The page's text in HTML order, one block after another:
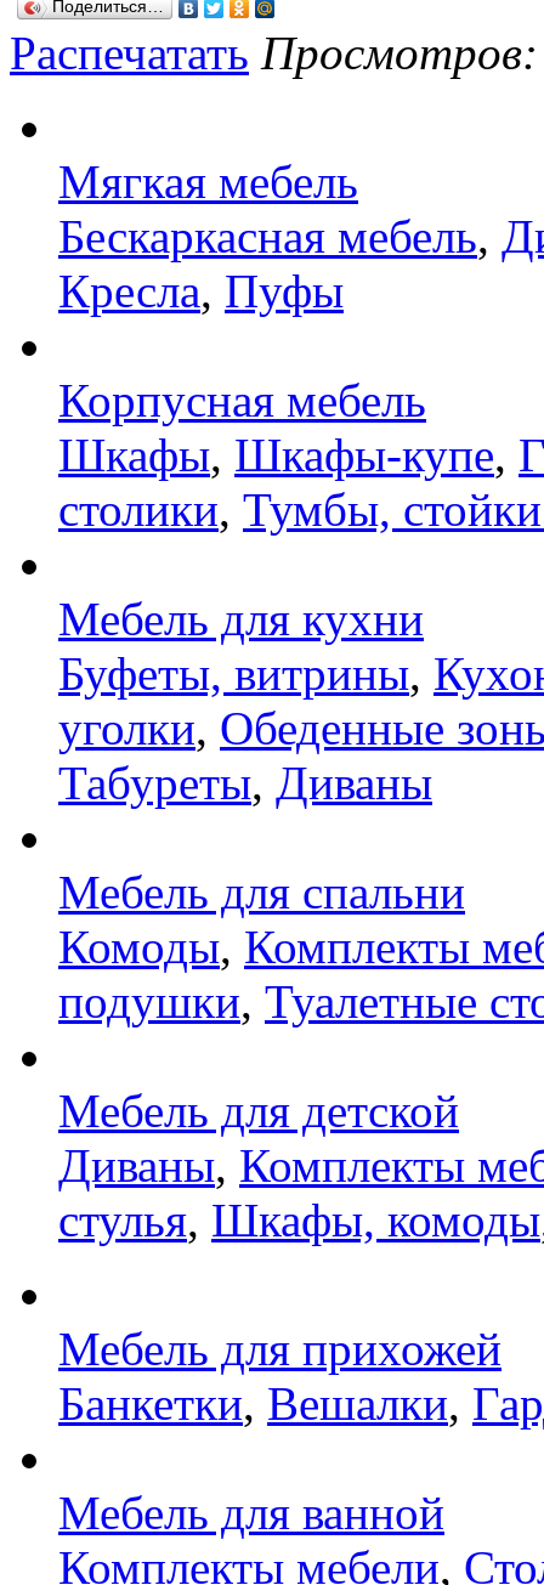
Поделиться…
Распечатать Просмотров:
Мягкая мебель
Бескаркасная мебель,
Кресла, Пуфы
Корпусная мебель
Шкафы, Шкафы-купе,
столики, Тумбы,
Мебель для кухни
Буфеты, витрины,
уголки, Обеденные
Табуреты, Диваны
Мебель для спальни
Комоды, Комплекты
подушки, Туалетные
Мебель для детской
Диваны, Комплекты
стулья, Шкафы, комоды
Мебель для прихожей
Банкетки, Вешалки,
Мебель для ванной
Комплекты мебели,